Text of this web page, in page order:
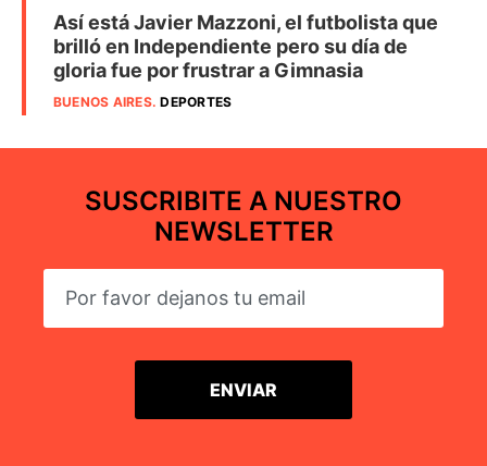
Así está Javier Mazzoni, el futbolista que
brilló en Independiente pero su día de
gloria fue por frustrar a Gimnasia
BUENOS AIRES.DEPORTES
SUSCRIBITE A NUESTRO
NEWSLETTER